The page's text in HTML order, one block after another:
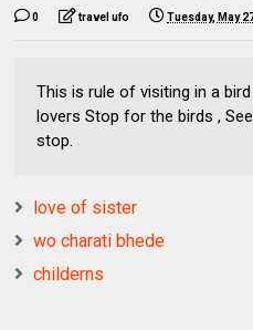
0 travel ufo Tuesday, May
This is rule of visiting in a
lovers Stop for the birds ,
stop.
love of sister
wo charati bhede
childerns